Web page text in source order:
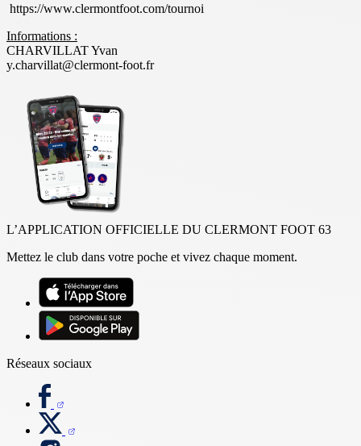
https://www.clermontfoot.com/tournoi
Informations :
CHARVILLAT Yvan
y.charvillat@clermont-foot.fr
L’APPLICATION OFFICIELLE DU CLERMONT FOOT 63
Mettez le club dans votre poche et vivez chaque moment.
Réseaux sociaux